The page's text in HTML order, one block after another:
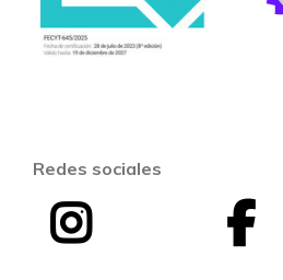
Redes sociales
I
F